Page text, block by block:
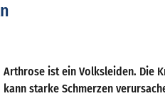
Arthrose ist ein Volksleiden. Die
kann starke Schmerzen